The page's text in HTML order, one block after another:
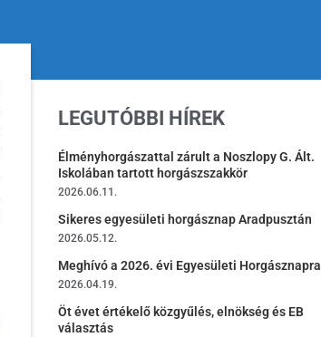
LEGUTÓBBI HÍREK
Élményhorgászattal zárult a Noszlopy G. Ált.
Iskolában tartott horgászszakkör
2026.06.11.
Sikeres egyesületi horgásznap Aradpusztán
2026.05.12.
Meghívó a 2026. évi Egyesületi Horgásznapra
2026.04.19.
Öt évet értékelő közgyűlés, elnökség és EB
választás